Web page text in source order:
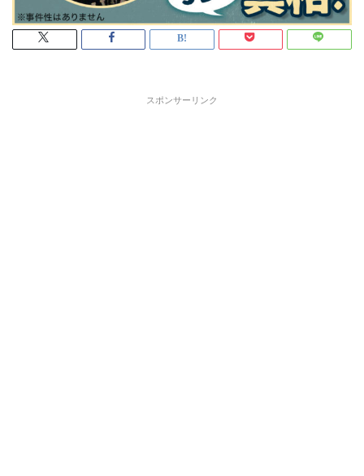
スポンサーリンク